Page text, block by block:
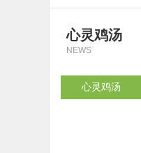
心灵鸡汤
NEWS
心灵鸡汤